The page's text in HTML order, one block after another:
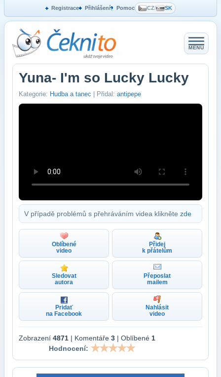
Registrace Přihlášení Pomoc CZ/ SK
MENU
Yuna- I'm so Lucky Lucky
Kategorie: Hudba a tanec | Přidal: antipepe
V případě problémů s přehráváním videa klikněte zde
Oblíbené
video
Přidej
k přátelům
Sledovat
autora
Přeposlat
mailem
Pridať
na Facebook
Nahlásit
video
Zobrazení 4871 | Komentáře 3 | Oblíbené 1
Hodnocení: